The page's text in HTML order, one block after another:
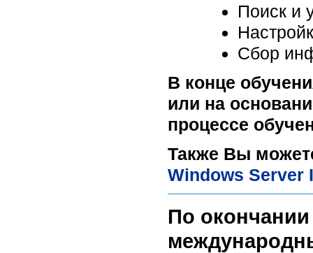
Поиск и
Сбор
В конце
или на
процессе
Также Вы
Windows Server
По